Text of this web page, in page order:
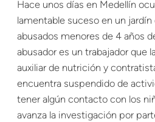
Hace unos días en Medellín
lamentable suceso en un
abusados menores de 4 años
abusador es un trabajador que
auxiliar de nutrición y
encuentra suspendido de
tener algún contacto con los
avanza la investigación por